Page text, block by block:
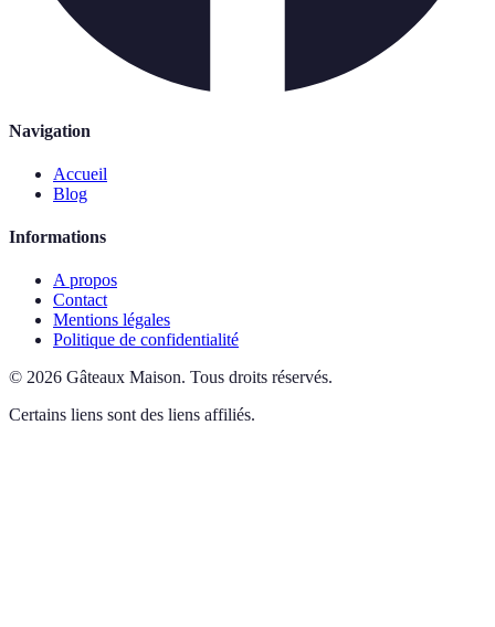
Navigation
Accueil
Blog
Informations
A propos
Contact
Mentions légales
Politique de confidentialité
© 2026 Gâteaux Maison. Tous droits réservés.
Certains liens sont des liens affiliés.